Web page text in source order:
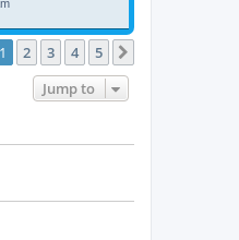
1 2 3 4 5
Jump to